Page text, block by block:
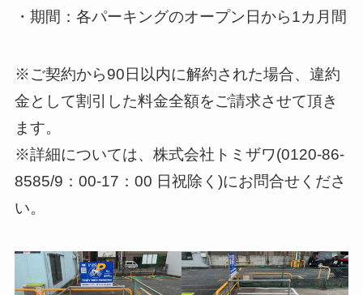
・期間：各パーキングのオープン日から1カ月間
※ご契約から90日以内に解約された場合、違約
金として割引した料金全額をご請求させて頂き
ます。
※詳細については、株式会社トミザワ(0120-86-
8585/9：00-17：00 日祝除く)にお問合せくださ
い。